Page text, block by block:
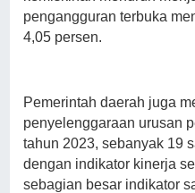
pengangguran terbuka
4,05 persen.
Pemerintah daerah juga
penyelenggaraan urusan
tahun 2023, sebanyak 19
dengan indikator kinerja
sebagian besar indikator